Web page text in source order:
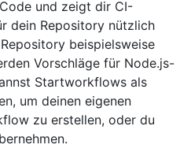
und zeigt dir CI-
dein Repository nützlich
beispielsweise
Vorschläge für Node.js-
Startworkflows als
um deinen eigenen
zu erstellen, oder du